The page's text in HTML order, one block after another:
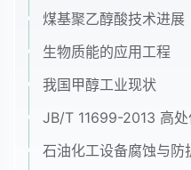
式及参数1 800
水泵一般有两种类型:卧
式斜流泵,由于立式斜流
率下降,对防止电机过流
环水泵的性能曲线和比
煤基聚乙醇酸技术进展
生物质能的应用工程
我国甲醇工业现状